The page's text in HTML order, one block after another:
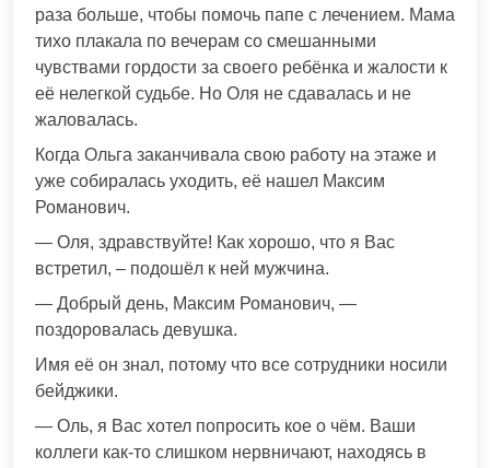
раза больше, чтобы помочь папе с лечением. Мама
тихо плакала по вечерам со смешанными
чувствами гордости за своего ребёнка и жалости к
её нелегкой судьбе. Но Оля не сдавалась и не
жаловалась.
Когда Ольга заканчивала свою работу на этаже и
уже собиралась уходить, её нашел Максим
Романович.
— Оля, здравствуйте! Как хорошо, что я Вас
встретил, – подошёл к ней мужчина.
— Добрый день, Максим Романович, —
поздоровалась девушка.
Имя её он знал, потому что все сотрудники носили
бейджики.
— Оль, я Вас хотел попросить кое о чём. Ваши
коллеги как-то слишком нервничают, находясь в